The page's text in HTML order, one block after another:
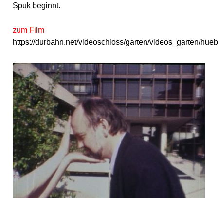
Spuk beginnt.
zum Film
https://durbahn.net/videoschloss/garten/videos_garten/